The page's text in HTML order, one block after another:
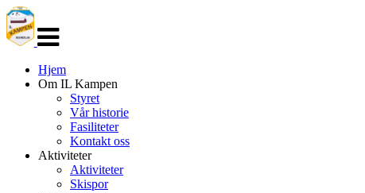
navigasjon
Hjem
Om IL Kampen
Styret
Vår historie
Fasiliteter
Kontakt oss
Aktiviteter
Aktiviteter
Skispor